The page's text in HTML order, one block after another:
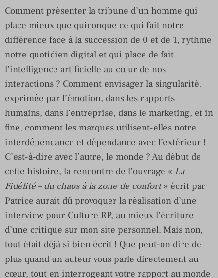
Comment présenter la tribune d’un homme qui
place mieux que quiconque ce qui fait notre
différence face à la succession de 0 et de 1, rythme
notre quotidien digital et qui place de fait
l’intelligence artificielle au cœur de nos
interactions ? Comment envisager la singularité,
exprimée par l’émotion, dans les rapports
humains, dans l’entreprise, dans le marketing, et in
fine, comment les marques utilisent-elles notre
interdépendance et dépendance avec l’extérieur !
C’est-à-dire avec l’autre, le monde ? Au début de
cette histoire, la rencontre de l’ouvrage « La
Fidélité – du chaos à la zone de confort» écrit par
Patrice aurait dû provoquer la réalisation d’une
interview pour Culture RP, au mieux l’écriture
d’une critique sur mon site personnel. Mais non,
tout était déjà si bien écrit ! Que peut-on dire de
plus quand un auteur vous parle directement au
cœur, tout en interrogeant votre rapport au monde